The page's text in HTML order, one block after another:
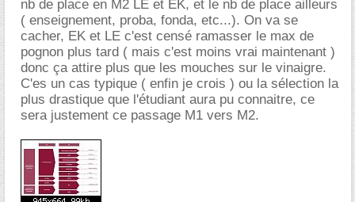
nb de place en M2 LE et EK, et le nb de place ailleurs
( enseignement, proba, fonda, etc...). On va se
cacher, EK et LE c'est censé ramasser le max de
pognon plus tard ( mais c'est moins vrai maintenant )
donc ça attire plus que les mouches sur le vinaigre.
C'es un cas typique ( enfin je crois ) ou la sélection la
plus drastique que l'étudiant aura pu connaitre, ce
sera justement ce passage M1 vers M2.